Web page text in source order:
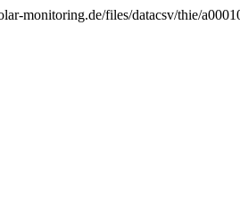
monitoring.de/files/datacsv/thie/